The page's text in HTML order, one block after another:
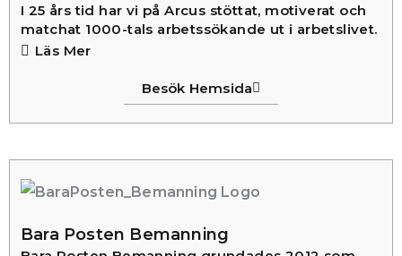
I 25 års tid har vi på Arcus stöttat, motiverat och
matchat 1000-tals arbetssökande ut i arbetslivet.
Läs Mer
Besök Hemsida
Bara Posten Bemanning